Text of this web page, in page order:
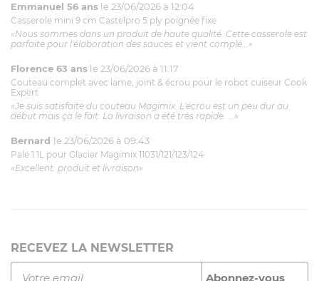
Emmanuel 56 ans le 23/06/2026 à 12:04
Casserole mini 9 cm Castelpro 5 ply poignée fixe
«Nous sommes dans un produit de haute qualité. Cette casserole est
parfaite pour l'élaboration des sauces et vient complé...»
Florence 63 ans le 23/06/2026 à 11:17
Couteau complet avec lame, joint & écrou pour le robot cuiseur Cook
Expert
«Je suis satisfaite du couteau Magimix. L'écrou est un peu dur au
début mais ça le fait. La livraison a été très rapide. ...»
Bernard le 23/06/2026 à 09:43
Pale 1.1L pour Glacier Magimix 11031/121/123/124
«Excellent: produit et livraison»
RECEVEZ LA NEWSLETTER